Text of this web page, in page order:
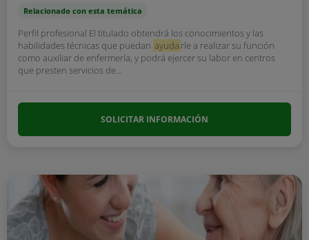
Relacionado con esta temática
Perfil profesional El titulado obtendrá los conocimientos y las
habilidades técnicas que puedan ayuda rle a realizar su función
como auxiliar de enfermería, y podrá ejercer su labor en centros
que presten servicios de...
SOLICITAR INFORMACIÓN